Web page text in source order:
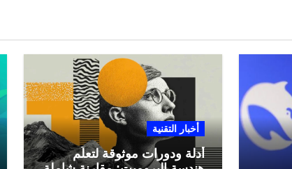
أخبار التقنية
أدلة ودورات موثوقة لتعلّم